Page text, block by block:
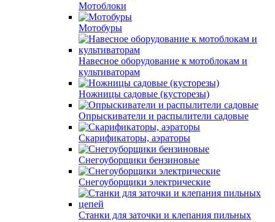
Мотоблоки
Мотобуры
Навесное оборудование к мотоблокам и
культиваторам
Ножницы садовые (кусторезы)
Опрыскиватели и распылители садовые
Скарификаторы, аэраторы
Снегоуборщики бензиновые
Снегоуборщики электрические
Станки для заточки и клепания пильных